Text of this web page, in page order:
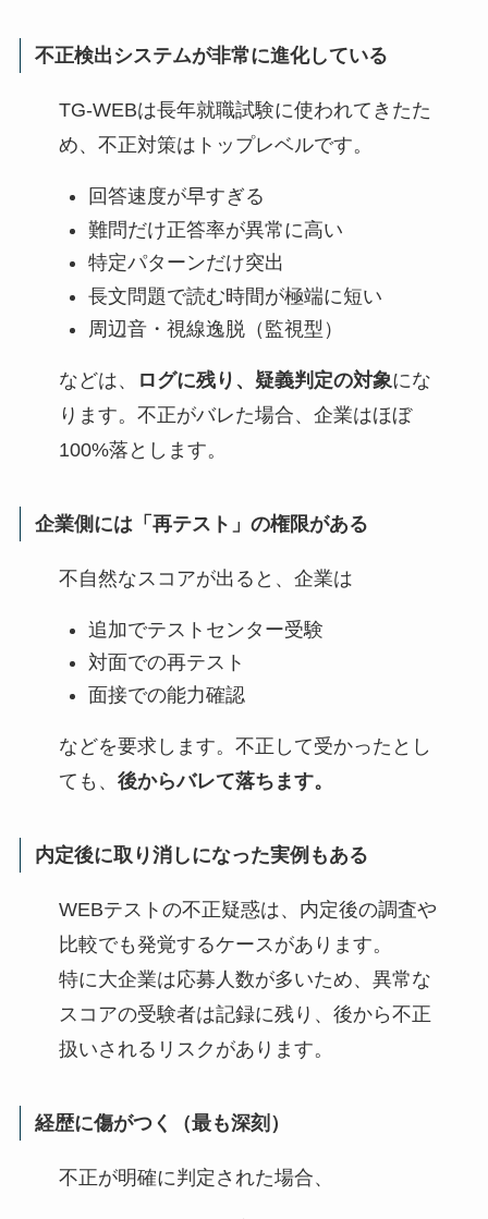
不正検出システムが非常に進化している
TG-WEBは長年就職試験に使われてきたた
め、不正対策はトップレベルです。
回答速度が早すぎる
難問だけ正答率が異常に高い
特定パターンだけ突出
長文問題で読む時間が極端に短い
周辺音・視線逸脱（監視型）
などは、 ログに残り、疑義判定の対象にな
ります。不正がバレた場合、企業はほぼ
100%落とします。
企業側には「再テスト」の権限がある
不自然なスコアが出ると、企業は
追加でテストセンター受験
対面での再テスト
面接での能力確認
などを要求します。不正して受かったとし
ても、 後からバレて落ちます。
内定後に取り消しになった実例もある
WEBテストの不正疑惑は、内定後の調査や
比較でも発覚するケースがあります。
特に大企業は応募人数が多いため、異常な
スコアの受験者は記録に残り、後から不正
扱いされるリスクがあります。
経歴に傷がつく（最も深刻）
不正が明確に判定された場合、